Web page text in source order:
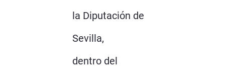
la Diputación de
Sevilla,
dentro del